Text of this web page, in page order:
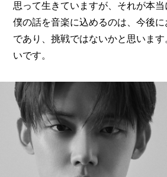
思って生きていますが、それが本当
僕の話を音楽に込めるのは、今後
であり、挑戦ではないかと思いま
いです。